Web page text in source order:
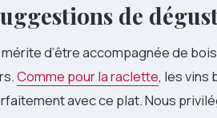
de
d’être accompagnée de
Comme pour la raclette, les vins
avec ce plat. Nous